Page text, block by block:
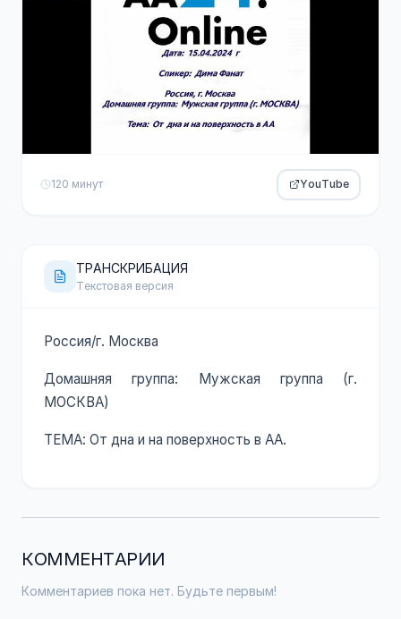
120 минут YouTube
ТРАНСКРИБАЦИЯ
Текстовая версия
Россия/г. Москва
Домашняя группа: Мужская группа (г.
МОСКВА)
ТЕМА: От дна и на поверхность в АА.
КОММЕНТАРИИ
Комментариев пока нет. Будьте первым!